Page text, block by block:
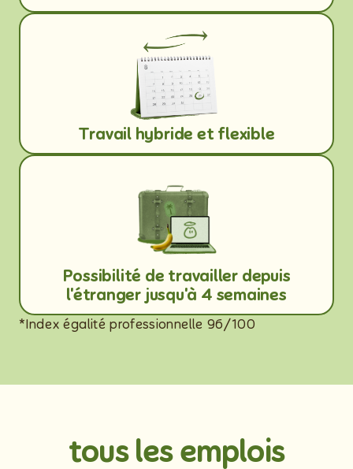
Travail hybride et flexible
Possibilité de travailler depuis
l'étranger jusqu'à 4 semaines
*Index égalité professionnelle 96/100
tous les emplois